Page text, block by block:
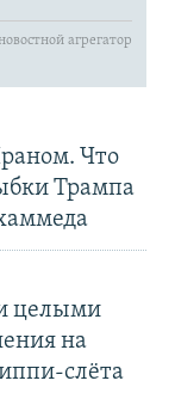
Что
Трампа
целыми
на
слёта